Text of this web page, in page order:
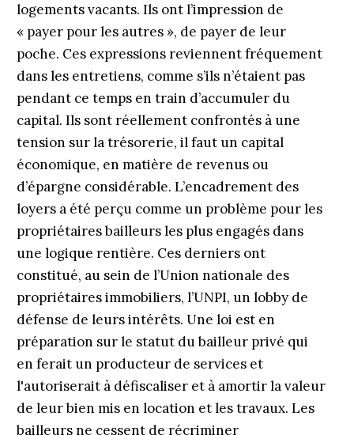
logements vacants. Ils ont l’impression de
« payer pour les autres », de payer de leur
poche. Ces expressions reviennent fréquement
dans les entretiens, comme s’ils n’étaient pas
pendant ce temps en train d’accumuler du
capital. Ils sont réellement confrontés à une
tension sur la trésorerie, il faut un capital
économique, en matière de revenus ou
d’épargne considérable. L’encadrement des
loyers a été perçu comme un problème pour les
propriétaires bailleurs les plus engagés dans
une logique rentière. Ces derniers ont
constitué, au sein de l’Union nationale des
propriétaires immobiliers, l’UNPI, un lobby de
défense de leurs intérêts. Une loi est en
préparation sur le statut du bailleur privé qui
en ferait un producteur de services et
l'autoriserait à défiscaliser et à amortir la valeur
de leur bien mis en location et les travaux. Les
bailleurs ne cessent de récriminer